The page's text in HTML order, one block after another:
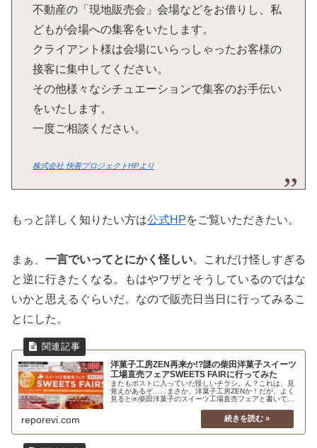
不動産の「現地販売会」会場などをお借りし、私
どもが会場への集客をいたします。
クライアント様は会場にいらっしゃったお客様の
接客に集中してください。
その他様々なシチュエーションで集客のお手伝い
をいたします。
一度ご相談ください。
株式会社 快善プロジェクトHPより
もっと詳しく知りたい方は公式HPをご覧いただきたい。
まぁ、 一言でいってとにかく怪しい。これだけ怪しすぎる
と逆に行きたくなる。もはやワザとそうしているのではな
いかと思えるぐらいだ。なので販売日当日に行ってみるこ
とにした。
洋菓子工房ZEN再来か!?謎の柴田洋菓子スイーツ
工場直売フェアSWEETS FAIRに行ってみた
またもポストに入っていた怪しいチラシ。ん？これは、見
覚えがあるぞ……まさか、洋菓子工房ZENか！だが、よく
見ると㈱柴田洋菓子のスイーツ工場直売フェアと書いてあ
の写真・ネーミングまで似ているし、あまりにも怪しいの
で行ってみたくなってきた。そして、そこで購入した洋菓
子工房ZENの商品と酷似している、切り落としチーズバー
reporevi.com